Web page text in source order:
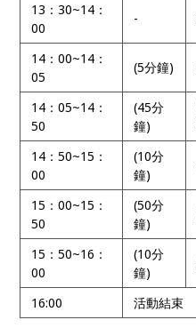
13：30~14：
00
-
14：00~14：
05
(5分鐘)
14：05~14：
50
(45分
鐘)
14：50~15：
00
(10分
鐘)
15：00~15：
50
(50分
鐘)
15：50~16：
00
(10分
鐘)
16:00 活動結束